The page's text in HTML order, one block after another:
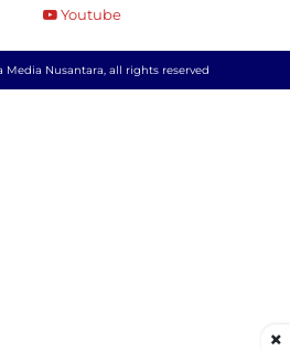
Youtube
Media Nusantara, all rights reserved
×